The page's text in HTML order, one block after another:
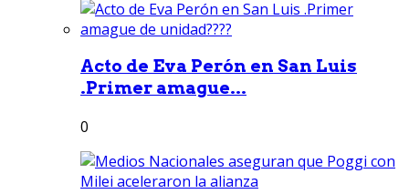
Acto de Eva Perón en San Luis
.Primer amague...
0